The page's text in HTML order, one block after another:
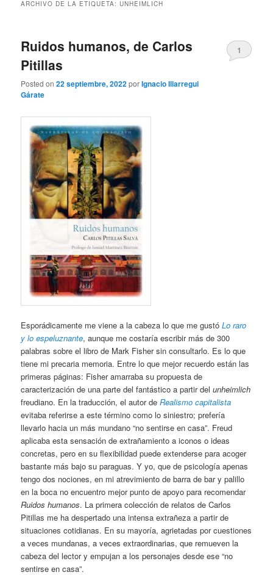
ARCHIVO DE LA ETIQUETA:UNHEIMLICH
Ruidos humanos, de Carlos
Pitillas
Posted on22 septiembre, 2022porIgnacio Illarregui
Gárate
1
Esporádicamente me viene a la cabeza lo que me gustóLo raro
y lo espeluznante, aunque me costaría escribir más de 300
palabras sobre el libro de Mark Fisher sin consultarlo. Es lo que
tiene mi precaria memoria. Entre lo que mejor recuerdo están las
primeras páginas: Fisher amarraba su propuesta de
caracterización de una parte del fantástico a partir delunheimlich
freudiano. En la traducción, el autor deRealismo capitalista
evitaba referirse a este término como lo siniestro; prefería
llevarlo hacia un más mundano “no sentirse en casa”. Freud
aplicaba esta sensación de extrañamiento a iconos o ideas
concretas, pero en su flexibilidad puede extenderse para acoger
bastante más bajo su paraguas. Y yo, que de psicología apenas
tengo dos nociones, en mi atrevimiento de barra de bar y palillo
en la boca no encuentro mejor punto de apoyo para recomendar
Ruidos humanos. La primera colección de relatos de Carlos
Pitillas me ha despertado una intensa extrañeza a partir de
situaciones cotidianas. En su mayoría, agrietadas por cuestiones
a veces mundanas, a veces extraordinarias, que remueven la
cabeza del lector y empujan a los personajes desde ese “no
sentirse en casa”.